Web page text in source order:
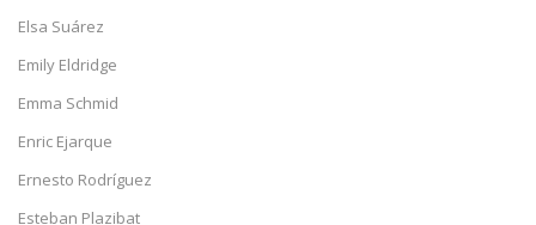
Elsa Suárez
Emily Eldridge
Emma Schmid
Enric Ejarque
Ernesto Rodríguez
Esteban Plazibat